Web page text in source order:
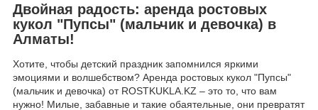
Двойная радость: аренда ростовых
кукол "Пупсы" (мальчик и девочка) в
Алматы!
Хотите, чтобы детский праздник запомнился яркими
эмоциями и волшебством? Аренда ростовых кукол "Пупсы"
(мальчик и девочка) от ROSTKUKLA.KZ – это то, что вам
нужно! Милые, забавные и такие обаятельные, они превратят